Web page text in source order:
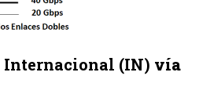
Internacional (IN) vía